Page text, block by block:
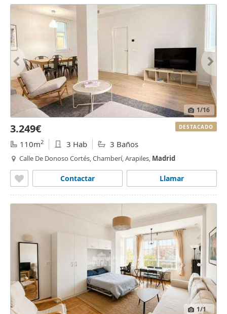
1/16
3.249€
110m2 3 Hab 3 Baños
Calle De Donoso Cortés, Chamberí, Arapiles, Madrid
Llamar
Contactar
DESTACADO
1/1